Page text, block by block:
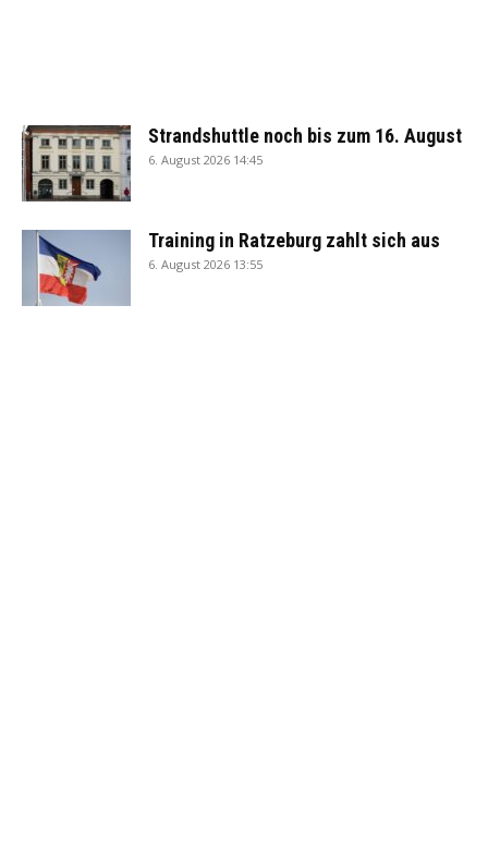
Strandshuttle noch bis zum 16. August
6. August 2026 14:45
Training in Ratzeburg zahlt sich aus
6. August 2026 13:55